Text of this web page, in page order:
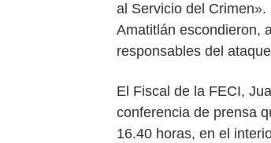
al Servicio del
Amatitlán escondieron,
responsables del
El Fiscal de la FECI,
conferencia de prensa
16.40 horas, en el